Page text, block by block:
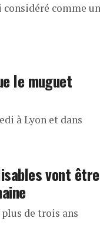
considéré comme un
le muguet
à Lyon et dans
vont être
de trois ans